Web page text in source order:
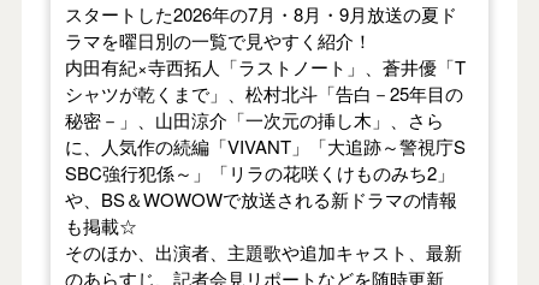
スタートした2026年の7月・8月・9月放送の夏ド
ラマを曜日別の一覧で見やすく紹介！
内田有紀×寺西拓人「ラストノート」、蒼井優「T
シャツが乾くまで」、松村北斗「告白－25年目の
秘密－」、山田涼介「一次元の挿し木」、さら
に、人気作の続編「VIVANT」「大追跡～警視庁S
SBC強行犯係～」「リラの花咲くけものみち2」
や、BS＆WOWOWで放送される新ドラマの情報
も掲載☆
そのほか、出演者、主題歌や追加キャスト、最新
のあらすじ、記者会見リポートなどを随時更新